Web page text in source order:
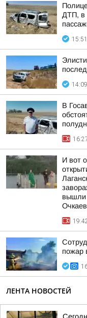
ДТП, в
15:51
14:09
В
И вот
вышли
пожар
ЛЕНТА НОВОСТЕЙ